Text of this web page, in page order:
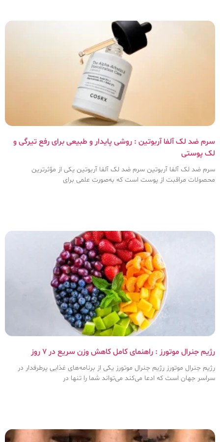
سرم ضد لک آلفا آربوتین : روشی پایدار و طبیعی برای رفع تیرگی و
لک پوستی
سرم ضد لک آلفا آربوتین سرم ضد لک آلفا آربوتین یکی از مؤثرترین
محصولات مراقبت از پوست است که به‌صورت علمی برای
رژیم جنرال موتورز : راهنمای کامل کاهش وزن سریع در ۷ روز
رژیم جنرال موتورز رژیم جنرال موتورز یکی از برنامه‌های غذایی پرطرفدار در
سراسر جهان است که ادعا می‌کند می‌تواند شما را تنها در